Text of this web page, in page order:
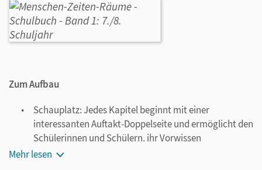
Zum Aufbau
Schauplatz: Jedes Kapitel beginnt mit einer
interessanten Auftakt-Doppelseite und ermöglicht den
Schülerinnen und Schülern, ihr Vorwissen
einzubringen.
Mehr lesen